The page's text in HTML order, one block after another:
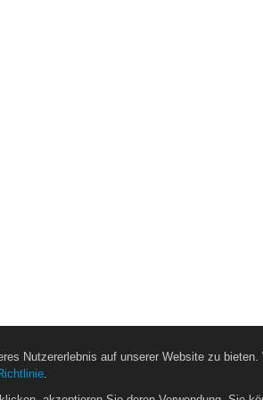
Nutzererlebnis auf unserer Website zu bieten.
.